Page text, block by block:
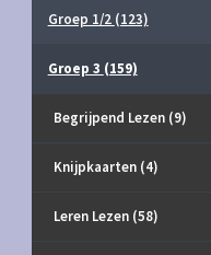
Groep 1/2 (123)
Groep 3 (159)
Begrijpend Lezen (9)
Knijpkaarten (4)
Leren Lezen (58)